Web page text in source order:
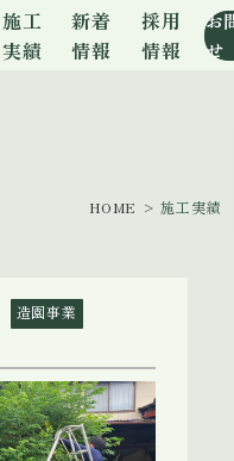
施工
実績
新着
情報
採用
情報
お
せ
HOME > 施工実績
造園事業